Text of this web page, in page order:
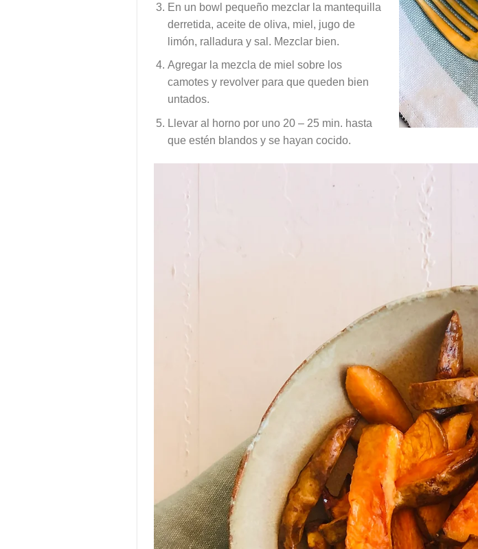
En un bowl pequeño mezclar la mantequilla
derretida, aceite de oliva, miel, jugo de
limón, ralladura y sal. Mezclar bien.
Agregar la mezcla de miel sobre los
camotes y revolver para que queden bien
untados.
Llevar al horno por uno 20 – 25 min. hasta
que estén blandos y se hayan cocido.